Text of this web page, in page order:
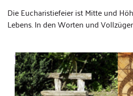
Die Eucharistiefeier ist Mitte und
Lebens. In den Worten und